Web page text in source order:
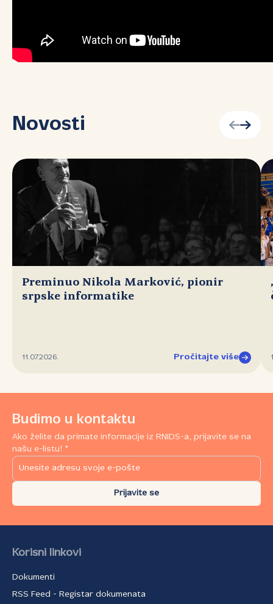
Novosti
Preminuo Nikola Marković, pionir
srpske informatike
11.07.2026. Pročitajte više
Budimo u kontaktu
Ako želite da primate informacije iz RNIDS-a, prijavite se na
našu e-listu! *
Prijavite se
Korisni linkovi
Dokumenti
RSS Feed - Registar dokumenata